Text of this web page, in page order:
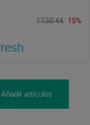
17,50 €€ 15%
Añadir artículos